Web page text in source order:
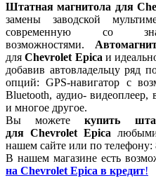
Штатная магнитола для
замены заводской
современную со
возможностями.
дляChevrolet Epica и
добавив автовладельцу ряд
опций: GPS-навигатор с
Bluetooth, аудио-
и многое другое.
Вы можетекупить
дляChevrolet Epica
нашем сайте или по телефону:
В нашем магазине есть
на Chevrolet Epica в кредит!